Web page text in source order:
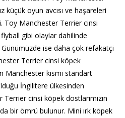
küçük oyun avcısı ve haşareleri
Toy Manchester Terrier cinsi
gibi olaylar dahilinde
ise daha çok refakatçi
Terrier cinsi köpek
Manchester kısmı standart
İngilitere ülkesinden
cinsi köpek dostlarımızın
bir ömrü bulunur. Mini ırk köpek